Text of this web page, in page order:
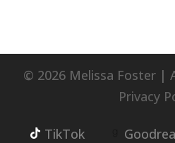
© 2026 Melissa Foster |
Privacy
TikTok